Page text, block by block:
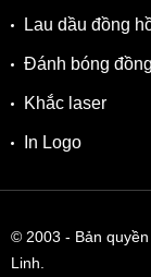
Lau dầu đồng
Đánh bóng
Khắc laser
In Logo
© 2003 - Bản
Linh.